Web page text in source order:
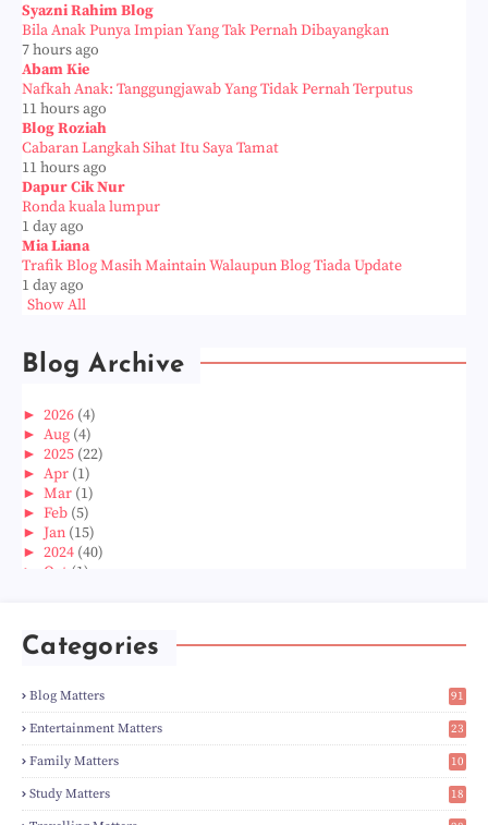
Syazni Rahim Blog
Bila Anak Punya Impian Yang Tak Pernah Dibayangkan
7 hours ago
Abam Kie
Nafkah Anak: Tanggungjawab Yang Tidak Pernah Terputus
11 hours ago
Blog Roziah
Cabaran Langkah Sihat Itu Saya Tamat
11 hours ago
Dapur Cik Nur
Ronda kuala lumpur
1 day ago
Mia Liana
Trafik Blog Masih Maintain Walaupun Blog Tiada Update
1 day ago
Show All
Blog Archive
► 2026 (4)
► Aug (4)
► 2025 (22)
► Apr (1)
► Mar (1)
► Feb (5)
► Jan (15)
► 2024 (40)
► Oct (1)
►
►Apr(3)
►Feb(6)
►Jan(8)
►2023(224)
►Dec(5)
►Nov (28)
►Oct(50)
►Sept(12)
Categories
Blog Matters
91
1
Entertainment Matters
23
2
Family Matters
10
14
Study Matters
18
9